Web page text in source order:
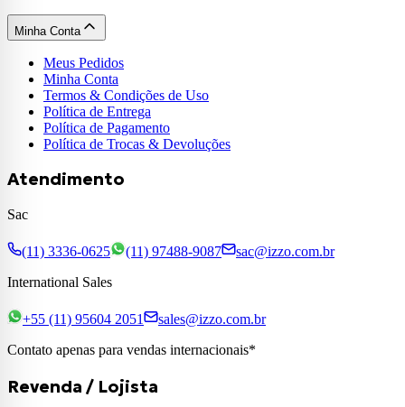
Minha Conta
Meus Pedidos
Minha Conta
Termos & Condições de Uso
Política de Entrega
Política de Pagamento
Política de Trocas & Devoluções
Atendimento
Sac
(11) 3336-0625 (11) 97488-9087
sac@izzo.com.br
International Sales
+55 (11) 95604 2051
sales@izzo.com.br
Contato apenas para vendas internacionais*
Revenda / Lojista